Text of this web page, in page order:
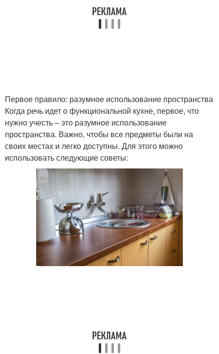
Первое правило: разумное использование пространства
Когда речь идет о функциональной кухне, первое, что
нужно учесть – это разумное использование
пространства. Важно, чтобы все предметы были на
своих местах и легко доступны. Для этого можно
использовать следующие советы: